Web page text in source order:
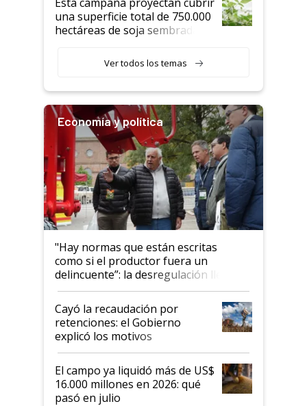
una superficie total de 750.000
hectáreas de soja sembradas
variedades que marcan un
salto tecnológico en genética y
Ver todos los temas
Economía y política
"Hay normas que están escritas
como si el productor fuera un
delincuente”: la desregulación llegó
al Congreso Aapresid y hasta se
habló del financiamiento al IPCVA
Cayó la recaudación por
retenciones: el Gobierno
explicó los motivos
El campo ya liquidó más de US$
16.000 millones en 2026: qué
pasó en julio